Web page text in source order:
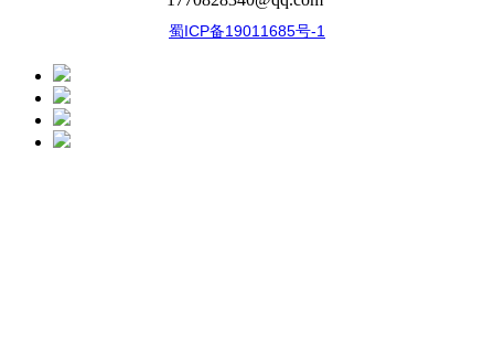
蜀ICP备19011685号-1